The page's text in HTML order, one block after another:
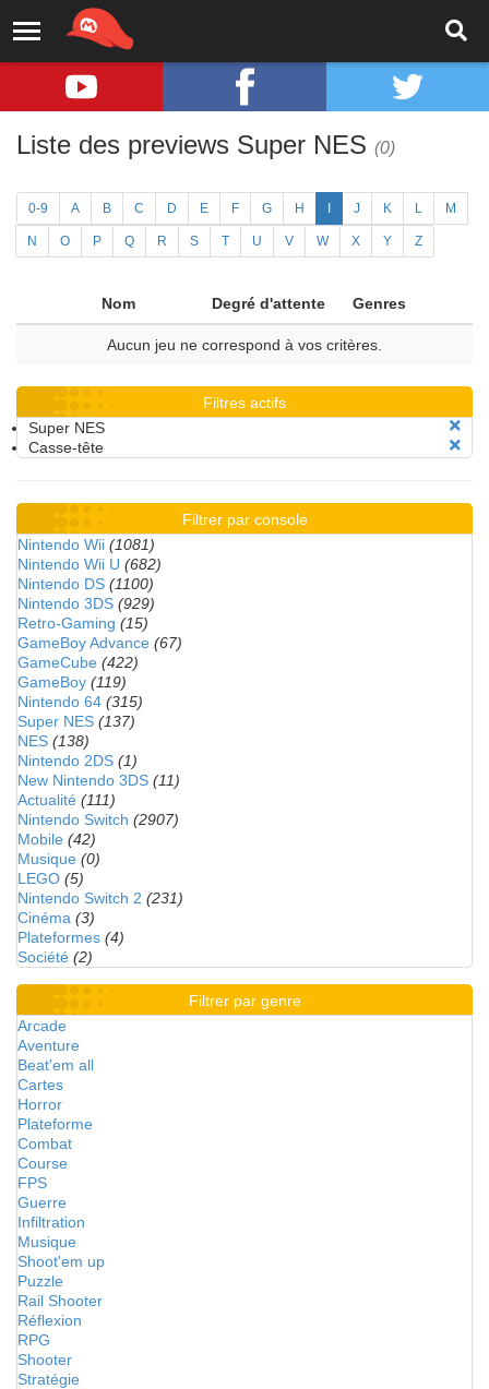
Liste des previews Super NES (0)
0-9 A B C D E F G H J K L M
N O P Q R S T U V W X Y Z
Nom Degré d'attente Genres
Aucun jeu ne correspond à vos critères.
Filtres actifs
Super NES
Casse-tête
Filtrer par console
Nintendo Wii (1081)
Nintendo Wii U (682)
Nintendo DS (1100)
Nintendo 3DS (929)
Retro-Gaming (15)
GameBoy Advance (67)
GameCube (422)
GameBoy (119)
Nintendo 64 (315)
Super NES (137)
NES (138)
Nintendo 2DS (1)
New Nintendo 3DS (11)
Actualité (111)
Nintendo Switch (2907)
Mobile (42)
Musique (0)
LEGO (5)
Nintendo Switch 2 (231)
Cinéma (3)
Plateformes (4)
Société (2)
Filtrer par genre
Arcade
Aventure
Beat'em all
Cartes
Horror
Plateforme
Combat
Course
FPS
Guerre
Infiltration
Musique
Shoot'em up
Puzzle
Rail Shooter
Réflexion
RPG
Shooter
Stratégie